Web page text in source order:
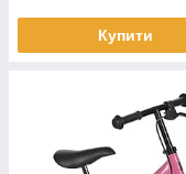
Купити